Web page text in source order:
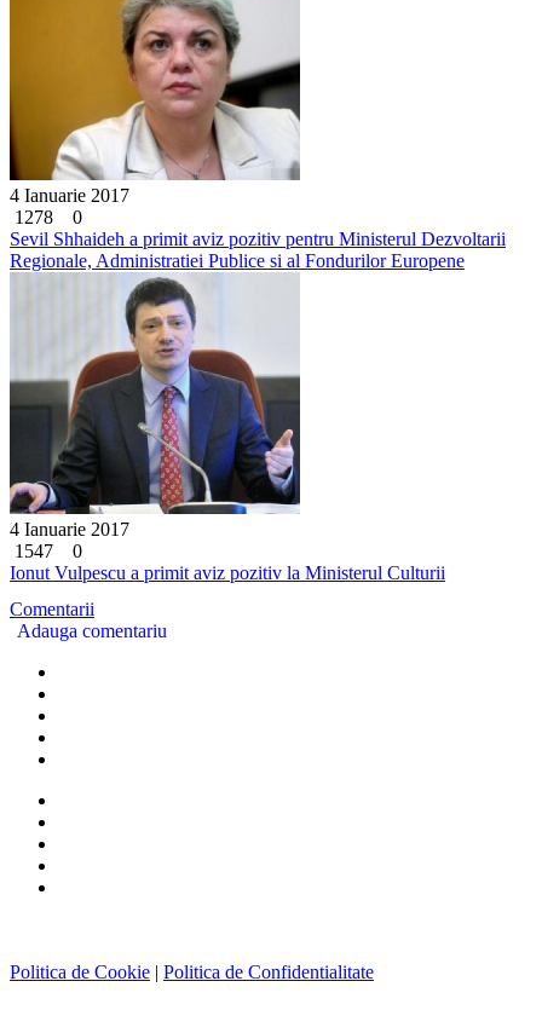
4 Ianuarie 2017
1278
0
Sevil Shhaideh a primit aviz pozitiv pentru Ministerul Dezvoltarii
Regionale, Administratiei Publice si al Fondurilor Europene
4 Ianuarie 2017
1547
0
Ionut Vulpescu a primit aviz pozitiv la Ministerul Culturii
Comentarii
Adauga comentariu
Politica de Cookie | Politica de Confidentialitate